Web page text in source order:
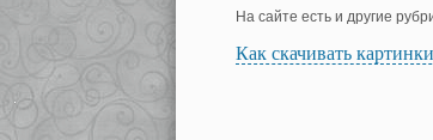
На сайте есть и другие
Как скачивать